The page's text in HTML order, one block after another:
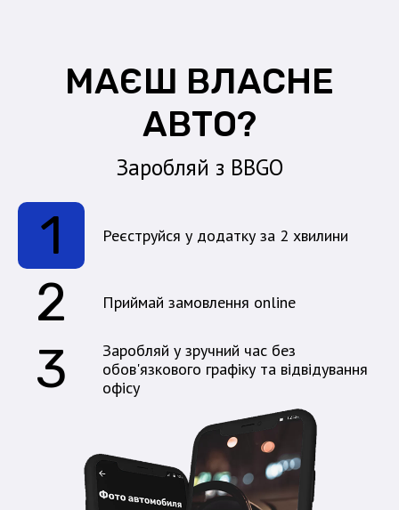
МАЄШ ВЛАСНЕ
АВТО?
Заробляй з BBGO
1 Реєструйся у додатку за 2 хвилини
2 Приймай замовлення online
3
Заробляй у зручний час без
обов'язкового графіку та відвідування
офісу